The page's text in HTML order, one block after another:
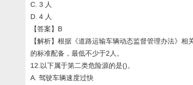
C. 3 人
D. 4 人
【答案】B
【解析】根据《道路运输车辆动态监督管理办法》
的标准配备，最低不少于2人。
12.以下属于第二类危险源的是()。
A. 驾驶车辆速度过快